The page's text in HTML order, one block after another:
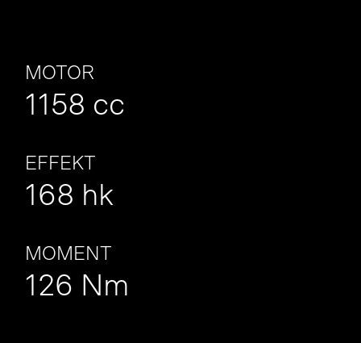
MOTOR
1158 cc
EFFEKT
168 hk
MOMENT
126 Nm